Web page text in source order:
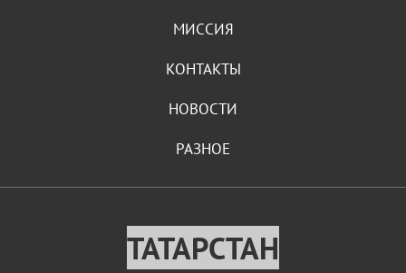
МИССИЯ
КОНТАКТЫ
НОВОСТИ
РАЗНОЕ
ТАТАРСТАН